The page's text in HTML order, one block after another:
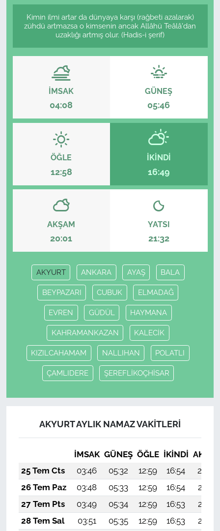
Kimin ilmi artar da dünyaya karşı (rağbeti azalarak)
zühdü artmazsa o kimsenin ancak Allâhü Teâlâ'dan
uzaklığı artmış olur. (Hadis-i şerif)
İMSAK
04:08
GÜNEŞ
05:46
ÖĞLE
12:58
İKINDI
16:49
AKŞAM
20:01
YATSI
21:32
AKYURT ANKARA AYAŞ BALA
BEYPAZARI CUBUK ELMADAĞ
EVREN GÜDÜL HAYMANA
KAHRAMANKAZAN KALECİK
KIZILCAHAMAM NALLIHAN POLATLI
ÇAMLIDERE ŞEREFLİKOÇHİSAR
AKYURT AYLIK NAMAZ VAKITLERI
İMSAK GÜNEŞ ÖĞLE İKINDI
25 Tem Cts
03:46 05:32 12:59 16:54
20:16
26 Tem Paz
03:48 05:33 12:59 16:54
20:15
27 Tem Pts
03:49 05:34 12:59 16:53
20:15
28 Tem Sal
03:51 05:35 12:59 16:53
20:14